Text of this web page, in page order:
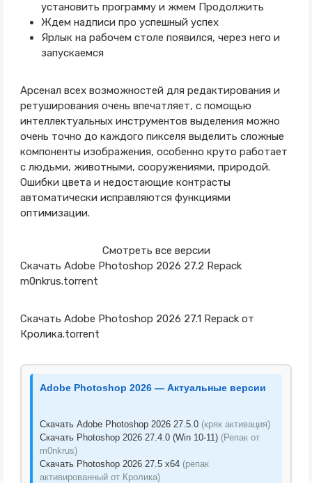
установить программу и жмем Продолжить
Ждем надписи про успешный успех
Ярлык на рабочем столе появился, через него и
запускаемся
Арсенал всех возможностей для редактирования и
ретуширования очень впечатляет, с помощью
интеллектуальных инструментов выделения можно
очень точно до каждого пикселя выделить сложные
компоненты изображения, особенно круто работает
с людьми, животными, сооружениями, природой.
Ошибки цвета и недостающие контрасты
автоматически исправляются функциями
оптимизации.
Смотреть все версии
Скачать Adobe Photoshop 2026 27.2 Repack
m0nkrus.torrent
Скачать Adobe Photoshop 2026 27.1 Repack от
Кролика.torrent
Adobe Photoshop 2026 — Актуальные версии
Скачать Adobe Photoshop 2026 27.5.0 (кряк активация)
Скачать Photoshop 2026 27.4.0 (Win 10-11) (Репак от
m0nkrus)
Скачать Photoshop 2026 27.5 x64 (репак
активированный от Кролика)